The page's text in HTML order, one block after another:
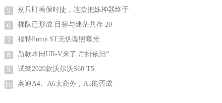
5 别只盯着保时捷，这款把妹神器终于
6 梯队已形成 目标与迷茫共存 20
7 福特Puma ST无伪谍照曝光
8 新款本田UR-V来了 后排依旧“
9 试驾2020款沃尔沃S60 T5
10 奥迪A4、A6太商务，A5能否成